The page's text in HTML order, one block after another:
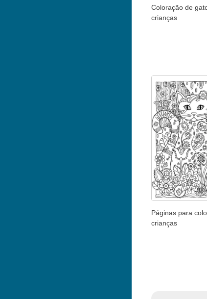
Coloração de
crianças
Páginas para
crianças